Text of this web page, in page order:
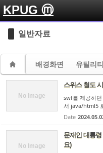
KPUG ⓜ
일반자료
배경화면 유틸리티
No Image
스위스 철도
swf를 제공하
서 java/html5
ip파일을 한 폴
에 가득찬 시
시계부분...
Date
No Image
문재인 대통
요)
Sketchbook5,
Sketchbook5,